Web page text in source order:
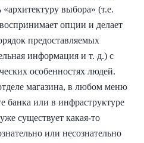
выбора» (т.е.
опции и делает
предоставляемых
информация и т. д.) с
особенностях людей.
магазина, в любом меню
банка или в инфраструктуре
существует какая-то
или несознательно